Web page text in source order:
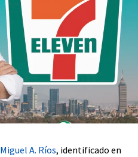
Miguel A. Ríos, identificado en